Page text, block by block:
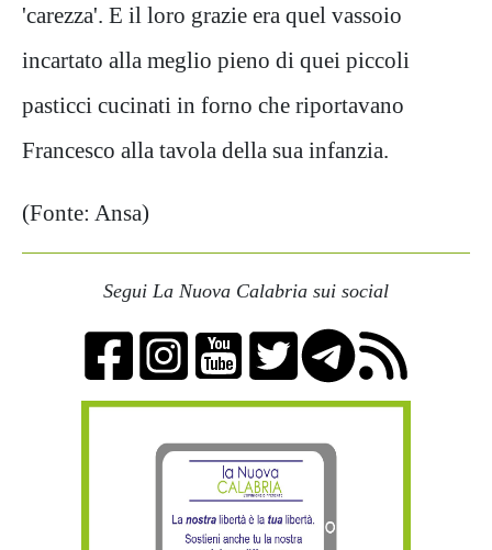
'carezza'. E il loro grazie era quel vassoio
incartato alla meglio pieno di quei piccoli
pasticci cucinati in forno che riportavano
Francesco alla tavola della sua infanzia.
(Fonte: Ansa)
Segui La Nuova Calabria sui social